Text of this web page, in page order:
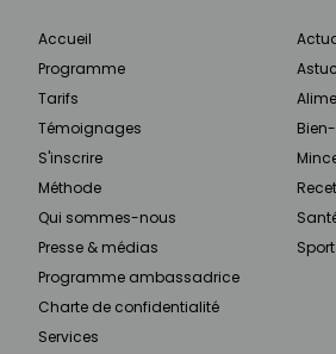
Accueil
Programme
Tarifs
Témoignages
S'inscrire
Méthode
Qui sommes-nous
Presse & médias
Programme ambassadrice
Charte de confidentialité
Services
Sport